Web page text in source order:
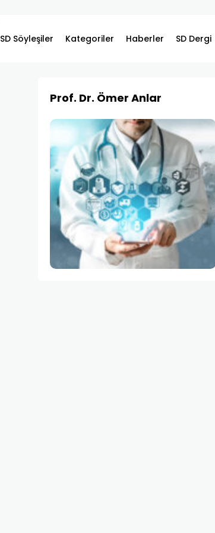
SD Söyleşiler Kategoriler Haberler SD Dergi
Prof. Dr. Ömer Anlar